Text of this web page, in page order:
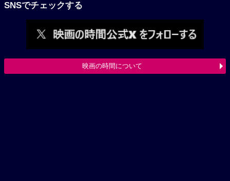
SNSでチェックする
映画の時間について